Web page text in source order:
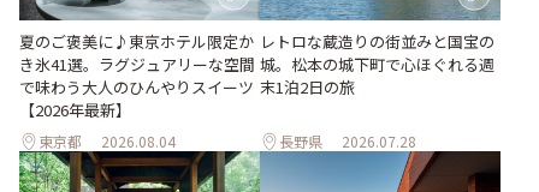
夏のご褒美に♪東京ホテル限定か
き氷41選。ラグジュアリーな空間
で味わう大人のひんやりスイーツ
【2026年最新】
東京都 2026.08.04
レトロな蔵造りの街並みと国宝の
城。松本の城下町で心ほぐれる週
末1泊2日の旅
長野県 2026.07.28